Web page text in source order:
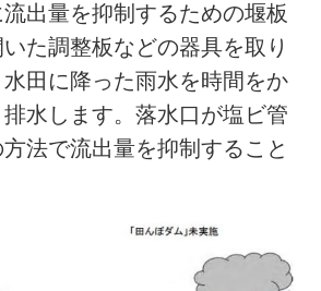
出量を抑制するための堰板
た調整板などの器具を取り
田に降った雨水を時間をか
水します。落水口が塩ビ管
法で流出量を抑制すること